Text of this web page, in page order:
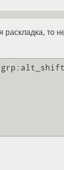
раскладка, то